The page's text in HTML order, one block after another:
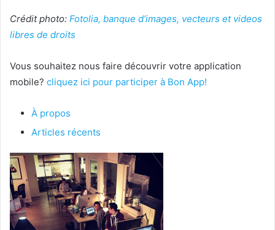
Crédit photo: Fotolia, banque d’images, vecteurs et videos
libres de droits
Vous souhaitez nous faire découvrir votre application
mobile? cliquez ici pour participer à Bon App!
À propos
Articles récents